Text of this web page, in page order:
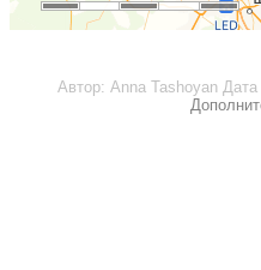
Автор: Anna TashoyanДата